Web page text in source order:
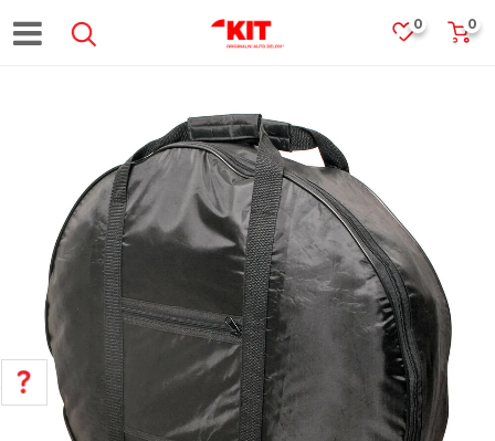
0
0
POMOĆ PRI KUPOVINI